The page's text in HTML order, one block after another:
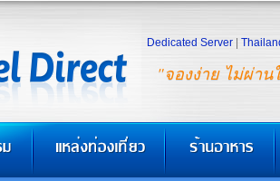
"จองง่าย ไม่ผ่าน
Dedicated Server